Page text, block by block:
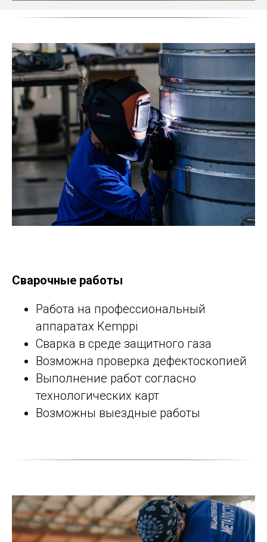
Сварочные работы
Работа на профессиональный
аппаратах Kemppi
Сварка в среде защитного газа
Возможна проверка дефектоскопией
Выполнение работ согласно
технологических карт
Возможны выездные работы